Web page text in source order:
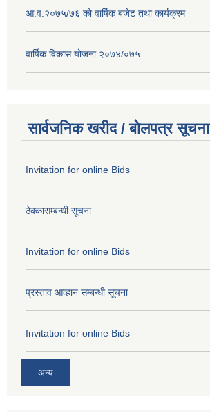
आ.व.२०७५/७६ को वार्षिक बजेट तथा कार्यक्रम
वार्षिक विकास योजना २०७४/०७५
सार्वजनिक खरीद / बोलपत्र सूचना
Invitation for online Bids
ठेक्कासम्बन्धी सूचना
Invitation for online Bids
प्रस्ताव आव्हान सम्बन्धी सूचना
Invitation for online Bids
अन्य